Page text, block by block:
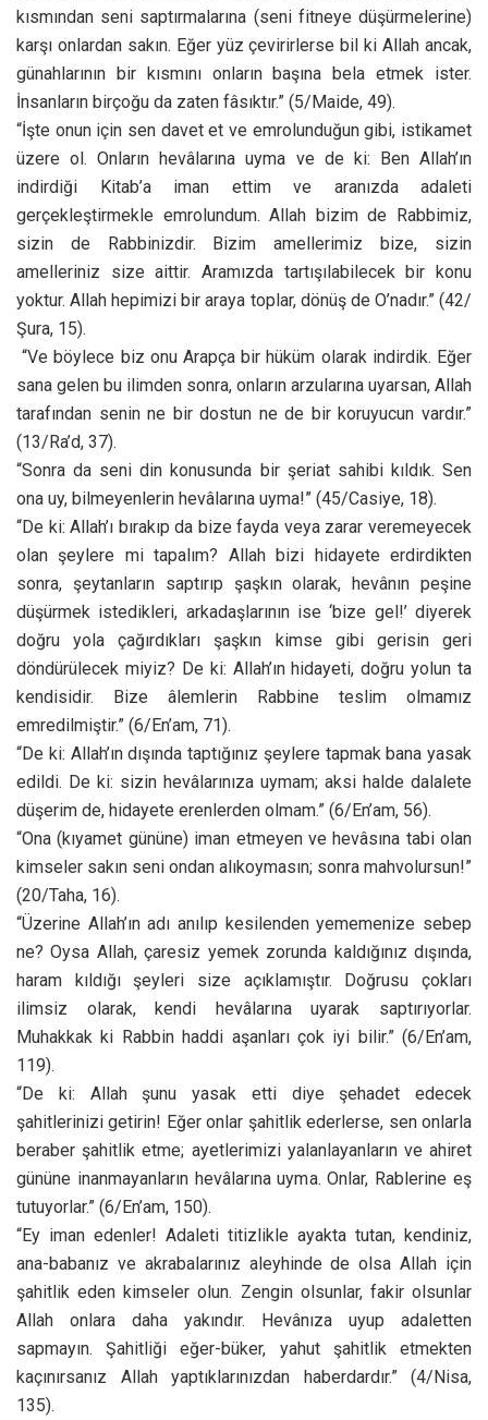
kısmından seni saptırmalarına (seni fitneye düşürmelerine)
karşı onlardan sakın. Eğer yüz çevirirlerse bil ki Allah ancak,
günahlarının bir kısmını onların başına bela etmek ister.
İnsanların birçoğu da zaten fâsıktır.” (5/Maide, 49).
“İşte onun için sen davet et ve emrolunduğun gibi, istikamet
üzere ol. Onların hevâlarına uyma ve de ki: Ben Allah’ın
indirdiği Kitab’a iman ettim ve aranızda adaleti
gerçekleştirmekle emrolundum. Allah bizim de Rabbimiz,
sizin de Rabbinizdir. Bizim amellerimiz bize, sizin
amelleriniz size aittir. Aramızda tartışılabilecek bir konu
yoktur. Allah hepimizi bir araya toplar, dönüş de O’nadır.” (42/
Şura, 15).
“Ve böylece biz onu Arapça bir hüküm olarak indirdik. Eğer
sana gelen bu ilimden sonra, onların arzularına uyarsan, Allah
tarafından senin ne bir dostun ne de bir koruyucun vardır.”
(13/Ra’d, 37).
“Sonra da seni din konusunda bir şeriat sahibi kıldık. Sen
ona uy, bilmeyenlerin hevâlarına uyma!” (45/Casiye, 18).
“De ki: Allah’ı bırakıp da bize fayda veya zarar veremeyecek
olan şeylere mi tapalım? Allah bizi hidayete erdirdikten
sonra, şeytanların saptırıp şaşkın olarak, hevânın peşine
düşürmek istedikleri, arkadaşlarının ise ‘bize gel!’ diyerek
doğru yola çağırdıkları şaşkın kimse gibi gerisin geri
döndürülecek miyiz? De ki: Allah’ın hidayeti, doğru yolun ta
kendisidir. Bize âlemlerin Rabbine teslim olmamız
emredilmiştir.” (6/En’am, 71).
“De ki: Allah’ın dışında taptığınız şeylere tapmak bana yasak
edildi. De ki: sizin hevâlarınıza uymam; aksi halde dalalete
düşerim de, hidayete erenlerden olmam.” (6/En’am, 56).
“Ona (kıyamet gününe) iman etmeyen ve hevâsına tabi olan
kimseler sakın seni ondan alıkoymasın; sonra mahvolursun!”
(20/Taha, 16).
“Üzerine Allah’ın adı anılıp kesilenden yememenize sebep
ne? Oysa Allah, çaresiz yemek zorunda kaldığınız dışında,
haram kıldığı şeyleri size açıklamıştır. Doğrusu çokları
ilimsiz olarak, kendi hevâlarına uyarak saptırıyorlar.
Muhakkak ki Rabbin haddi aşanları çok iyi bilir.” (6/En’am,
119).
“De ki: Allah şunu yasak etti diye şehadet edecek
şahitlerinizi getirin! Eğer onlar şahitlik ederlerse, sen onlarla
beraber şahitlik etme; ayetlerimizi yalanlayanların ve ahiret
gününe inanmayanların hevâlarına uyma. Onlar, Rablerine eş
tutuyorlar.” (6/En’am, 150).
“Ey iman edenler! Adaleti titizlikle ayakta tutan, kendiniz,
ana-babanız ve akrabalarınız aleyhinde de olsa Allah için
şahitlik eden kimseler olun. Zengin olsunlar, fakir olsunlar
Allah onlara daha yakındır. Hevânıza uyup adaletten
sapmayın. Şahitliği eğer-büker, yahut şahitlik etmekten
kaçınırsanız Allah yaptıklarınızdan haberdardır.” (4/Nisa,
135).